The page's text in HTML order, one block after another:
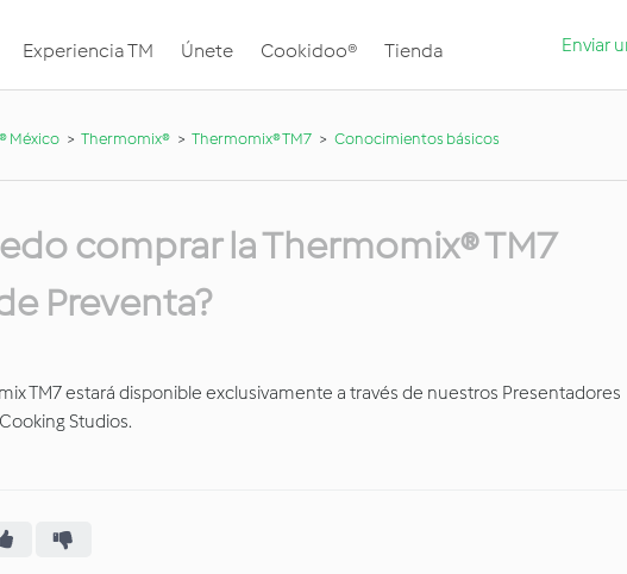
Experiencia TM Únete Cookidoo® Tienda Enviar
México Thermomix® Thermomix® TM7 Conocimientos básicos
comprar la Thermomix® TM7
Preventa?
TM7 estará disponible exclusivamente a través de nuestros Presentadores
Studios.